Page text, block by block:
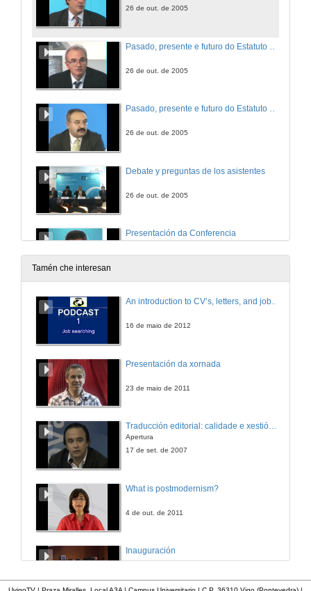
26 de out. de 2005
26 de out. de 2005
Pasado, presente e futuro do Estatuto de Autonomía de Galicia
26 de out. de 2005
Debate y preguntas de los asistentes
26 de out. de 2005
Presentación da Conferencia
28 de out. de 2005
Rolda de preguntas
Presentación da Conferencia
Rolda de preguntas
Tamén che interesan
An introduction to CV’s, letters, and job searching
16 de maio de 2012
Presentación da xornada
23 de maio de 2011
Traducción editorial: calidade e xestión de proxectos
Apertura
17 de set. de 2007
What is postmodernism?
4 de out. de 2011
Inauguración